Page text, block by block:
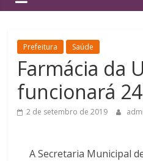
Prefeitura Saúde
Farmácia da
funcionará
2 de setembro de 2019
A Secretaria Municipal